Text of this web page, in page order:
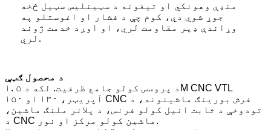
منډې وهونکي او تیغونه د سټینلیس سټیل څخه
جوړ شوي دي، کوم چې د فشار او اغوستلو په
وړاندې ډیر مقاومت لري، او اوږد خدمت ژوند
لري.
د محصول ګټې
۱. د پروسس کولو جامع ظرفیت. لکه د ۵M CNC VTL
آپریټر، ۱۳۰ او ۱۵۰ CNC فرش بورینګ ماشینونه، د
تودوخې د ثابت انیل کولو فرنس، د پلانر ملنګ ماشین،
د CNC ماشین کولو مرکز او نور.